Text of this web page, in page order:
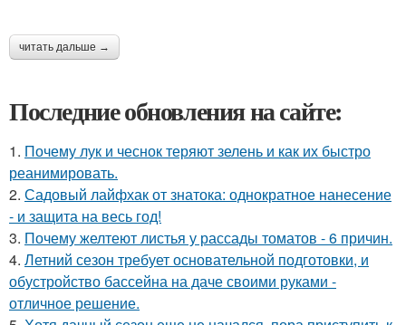
читать дальше →
Последние обновления на сайте:
1. Почему лук и чеснок теряют зелень и как их быстро
реанимировать.
2. Садовый лайфхак от знатока: однократное нанесение
- и защита на весь год!
3. Почему желтеют листья у рассады томатов - 6 причин.
4. Летний сезон требует основательной подготовки, и
обустройство бассейна на даче своими руками -
отличное решение.